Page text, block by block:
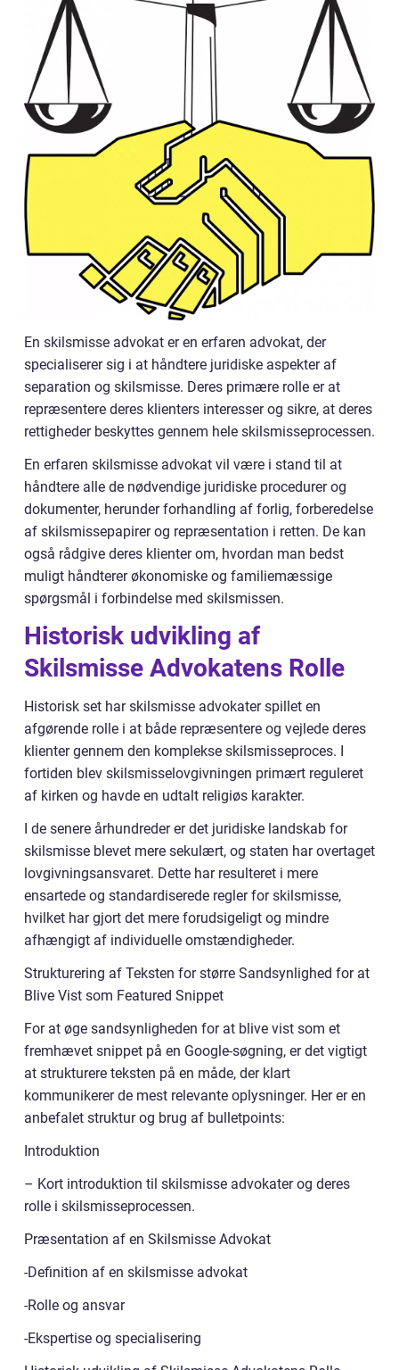
En skilsmisse advokat er en erfaren advokat, der
specialiserer sig i at håndtere juridiske aspekter af
separation og skilsmisse. Deres primære rolle er at
repræsentere deres klienters interesser og sikre, at deres
rettigheder beskyttes gennem hele skilsmisseprocessen.
En erfaren skilsmisse advokat vil være i stand til at
håndtere alle de nødvendige juridiske procedurer og
dokumenter, herunder forhandling af forlig, forberedelse
af skilsmissepapirer og repræsentation i retten. De kan
også rådgive deres klienter om, hvordan man bedst
muligt håndterer økonomiske og familiemæssige
spørgsmål i forbindelse med skilsmissen.
Historisk udvikling af
Skilsmisse Advokatens Rolle
Historisk set har skilsmisse advokater spillet en
afgørende rolle i at både repræsentere og vejlede deres
klienter gennem den komplekse skilsmisseproces. I
fortiden blev skilsmisselovgivningen primært reguleret
af kirken og havde en udtalt religiøs karakter.
I de senere århundreder er det juridiske landskab for
skilsmisse blevet mere sekulært, og staten har overtaget
lovgivningsansvaret. Dette har resulteret i mere
ensartede og standardiserede regler for skilsmisse,
hvilket har gjort det mere forudsigeligt og mindre
afhængigt af individuelle omstændigheder.
Strukturering af Teksten for større Sandsynlighed for at
Blive Vist som Featured Snippet
For at øge sandsynligheden for at blive vist som et
fremhævet snippet på en Google-søgning, er det vigtigt
at strukturere teksten på en måde, der klart
kommunikerer de mest relevante oplysninger. Her er en
anbefalet struktur og brug af bulletpoints:
Introduktion
– Kort introduktion til skilsmisse advokater og deres
rolle i skilsmisseprocessen.
Præsentation af en Skilsmisse Advokat
-Definition af en skilsmisse advokat
-Rolle og ansvar
-Ekspertise og specialisering